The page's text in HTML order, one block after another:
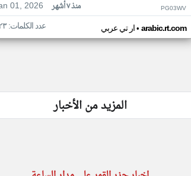
01, 2026
منذ ٧ أشهر PG03WV
ار تي عربي• arabic.rt.com عدد الكلمات: ٢٢٣
المزيد من الأخبار